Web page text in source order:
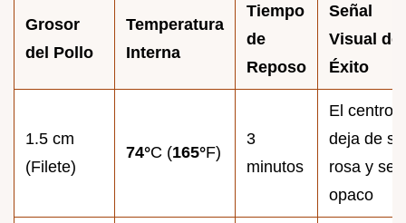
Grosor
del Pollo
Temperatura
Interna
Tiempo
de
Reposo
Señal
Visual de
Éxito
1.5 cm
(Filete)
74°C (165°F)
3
minutos
El centro
deja de
rosa y se
opaco